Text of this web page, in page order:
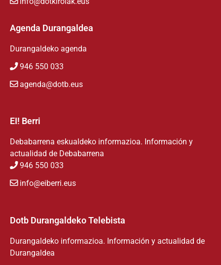
Agenda Durangaldea
Durangaldeko agenda
946 550 033
agenda@dotb.eus
EI! Berri
Debabarrena eskualdeko informazioa. Información y
actualidad de Debabarrena
946 550 033
info@eiberri.eus
Dotb Durangaldeko Telebista
Durangaldeko informazioa. Información y actualidad de
Durangaldea